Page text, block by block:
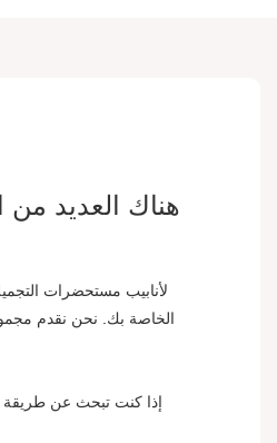
هناك العديد من
الخاصة بك. نحن نقدم